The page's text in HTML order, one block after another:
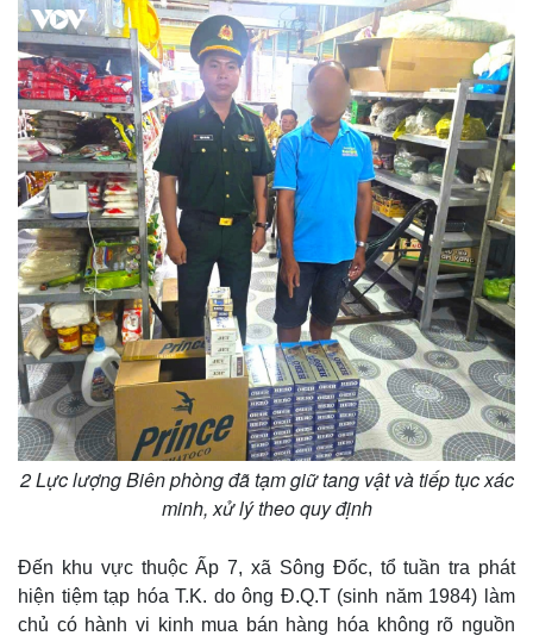
2 Lực lượng Biên phòng đã tạm giữ tang vật và tiếp tục xác
minh, xử lý theo quy định
Đến khu vực thuộc Ấp 7, xã Sông Đốc, tổ tuần tra phát
hiện tiệm tạp hóa T.K. do ông Đ.Q.T (sinh năm 1984) làm
chủ có hành vi kinh mua bán hàng hóa không rõ nguồn